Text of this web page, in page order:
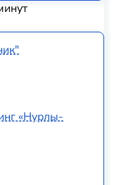
«Нурлы-